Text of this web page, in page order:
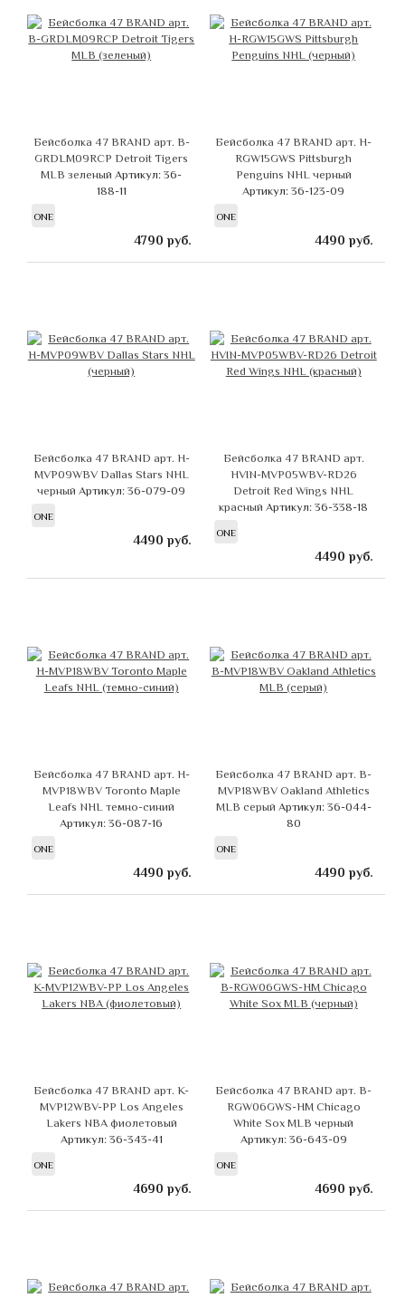
Бейсболка 47 BRAND арт. B-
GRDLM09RCP Detroit Tigers
MLB зеленыйАртикул: 36-
188-11
ONE
4790 руб.
Бейсболка 47 BRAND арт. H-
RGW15GWS Pittsburgh
Penguins NHL черный
Артикул: 36-123-09
ONE
4490 руб.
Бейсболка 47 BRAND арт. H-
MVP09WBV Dallas Stars NHL
черныйАртикул: 36-079-09
ONE
4490 руб.
Бейсболка 47 BRAND арт.
HVIN-MVP05WBV-RD26
Detroit Red Wings NHL
красныйАртикул: 36-338-18
ONE
4490 руб.
Бейсболка 47 BRAND арт. H-
MVP18WBV Toronto Maple
Leafs NHL темно-синий
Артикул: 36-087-16
ONE
4490 руб.
Бейсболка 47 BRAND арт. B-
MVP18WBV Oakland Athletics
MLB серый Артикул: 36-044-
80
ONE
4490 руб.
Бейсболка 47 BRAND арт. K-
MVP12WBV-PP Los Angeles
Lakers NBA фиолетовый
Артикул: 36-343-41
ONE
4690 руб.
Бейсболка 47 BRAND арт. B-
RGW06GWS-HM Chicago
White Sox MLB черный
Артикул: 36-643-09
ONE
4690 руб.